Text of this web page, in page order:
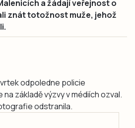
a žádají veřejnost o
znát totožnost muže, jehož
odpoledne policie
základě výzvy v médiích ozval.
odstranila.